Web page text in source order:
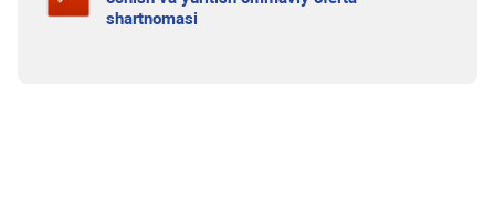
shartnomasi